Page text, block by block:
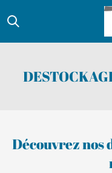
Passer
principal
Découvrez nos